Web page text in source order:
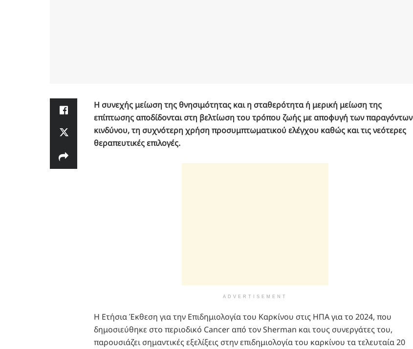
Η συνεχής μείωση της θνησιμότητας και η σταθερότητα ή μερική μείωση της
επίπτωσης αποδίδονται στη βελτίωση του τρόπου ζωής με αποφυγή των παραγόντων
κινδύνου, τη συχνότερη χρήση προσυμπτωματικού ελέγχου καθώς και τις νεότερες
θεραπευτικές επιλογές.
ADVERTISEMENT
Η Ετήσια Έκθεση για την Επιδημιολογία του Καρκίνου στις ΗΠΑ για το 2024, που
δημοσιεύθηκε στο περιοδικό Cancer από τον Sherman και τους συνεργάτες του,
παρουσιάζει σημαντικές εξελίξεις στην επιδημιολογία του καρκίνου τα τελευταία 20